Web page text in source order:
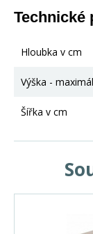
Technické
Hloubka v cm
Výška -
Šířka v cm